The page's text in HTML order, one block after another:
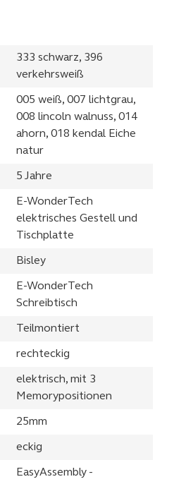
333 schwarz, 396
verkehrsweiß
005 weiß, 007 lichtgrau,
008 lincoln walnuss, 014
ahorn, 018 kendal Eiche
natur
5 Jahre
E-WonderTech
elektrisches Gestell und
Tischplatte
Bisley
E-WonderTech
Schreibtisch
Teilmontiert
rechteckig
elektrisch, mit 3
Memorypositionen
25mm
eckig
EasyAssembly -